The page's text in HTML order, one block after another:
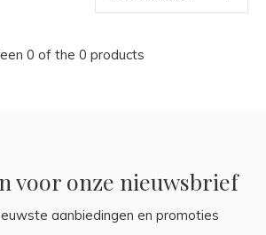
0 of the 0 products
voor onze nieuwsbrief
aanbiedingen en promoties